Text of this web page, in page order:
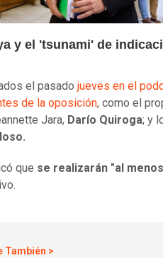
y el 'tsunami' de
el pasado jueves en el
de la oposición, como el
Jara, Darío Quiroga; y
que se realizarán "al
También >